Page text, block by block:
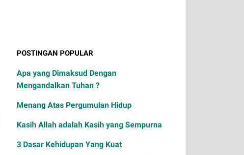
POSTINGAN POPULAR
Apa yang Dimaksud Dengan
Mengandalkan Tuhan ?
Menang Atas Pergumulan Hidup
Kasih Allah adalah Kasih yang Sempurna
3 Dasar Kehidupan Yang Kuat